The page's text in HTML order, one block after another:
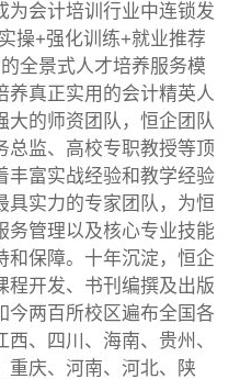
为会计培训行业中连锁发
操+强化训练+就业推荐
全景式人才培养服务模
养真正实用的会计精英人
大的师资团队，恒企团队
总监、高校专职教授等顶
丰富实战经验和教学经验
具实力的专家团队，为恒
务管理以及核心专业技能
和保障。十年沉淀，恒企
程开发、书刊编撰及出版
今两百所校区遍布全国各
、四川、海南、贵州、
重庆、河南、河北、陕